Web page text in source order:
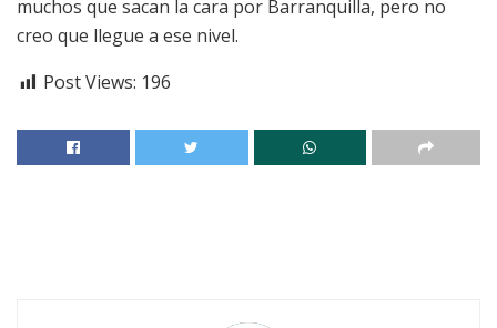
muchos que sacan la cara por Barranquilla, pero no
creo que llegue a ese nivel.
Post Views: 196